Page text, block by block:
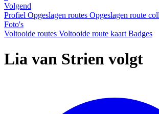
Volgend
Profiel Opgeslagen routes Opgeslagen route
Foto's
Voltooide routes Voltooide route kaart Badges
Lia van Strien volgt